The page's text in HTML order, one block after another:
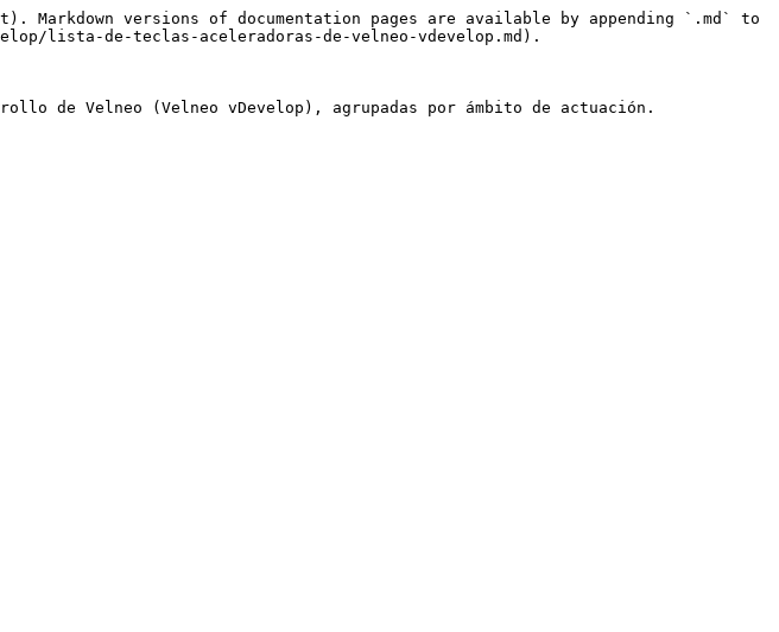
versions of documentation pages are available by appending `.md` to
lista-de-teclas-aceleradoras-de-velneo-vdevelop.md).
de Velneo (Velneo vDevelop), agrupadas por ámbito de actuación.